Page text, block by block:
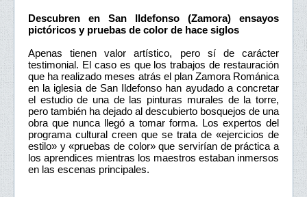
Descubren en San Ildefonso (Zamora) ensayos
pictóricos y pruebas de color de hace siglos
Apenas tienen valor artístico, pero sí de carácter
testimonial. El caso es que los trabajos de restauración
que ha realizado meses atrás el plan Zamora Románica
en la iglesia de San Ildefonso han ayudado a concretar
el estudio de una de las pinturas murales de la torre,
pero también ha dejado al descubierto bosquejos de una
obra que nunca llegó a tomar forma. Los expertos del
programa cultural creen que se trata de «ejercicios de
estilo» y «pruebas de color» que servirían de práctica a
los aprendices mientras los maestros estaban inmersos
en las escenas principales.